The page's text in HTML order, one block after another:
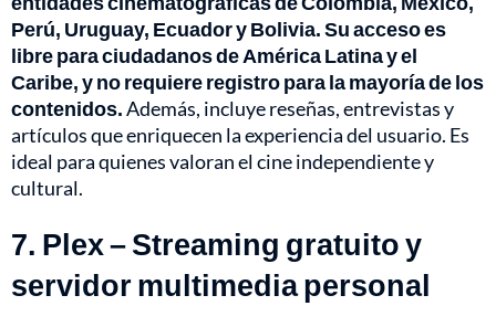
Perú, Uruguay, Ecuador y Bolivia. Su acceso es
libre para ciudadanos de América Latina y el
Caribe, y no requiere registro para la mayoría de los
contenidos.Además, incluye reseñas, entrevistas y
artículos que enriquecen la experiencia del usuario. Es
ideal para quienes valoran el cine independiente y
cultural.
7. Plex – Streaming gratuito y
servidor multimedia personal